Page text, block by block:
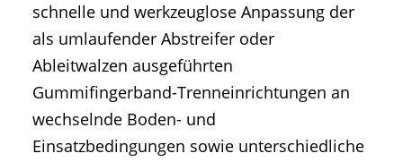
schnelle und werkzeuglose Anpassung der
als umlaufender Abstreifer oder
Ableitwalzen ausgeführten
Gummifingerband-Trenneinrichtungen an
wechselnde Boden- und
Einsatzbedingungen sowie unterschiedliche